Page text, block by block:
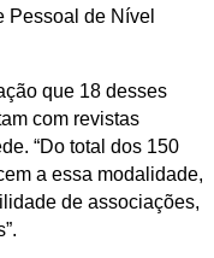
Pessoal de Nível
que 18 desses
com revistas
“Do total dos 150
a essa modalidade,
de associações,